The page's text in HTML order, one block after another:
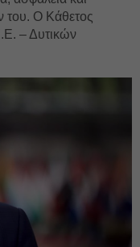
του. Ο Κάθετος
– Δυτικών